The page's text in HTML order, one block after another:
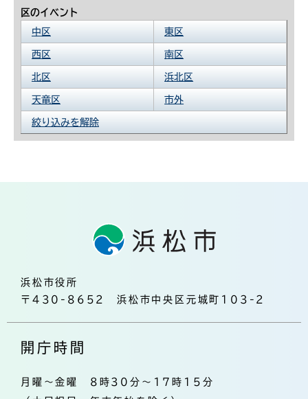
区のイベント
中区
東区
西区 南区
北区 浜北区
天竜区 市外
絞り込みを解除
浜松市役所
〒430-8652 浜松市中央区元城町103-2
開庁時間
月曜～金曜 8時30分～17時15分